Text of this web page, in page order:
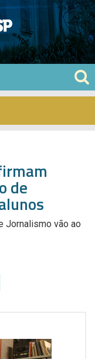
de
Jornalismo vão ao